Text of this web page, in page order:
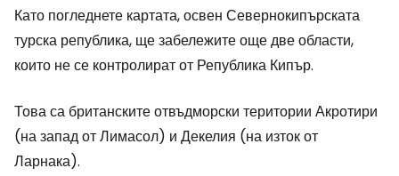
Като погледнете картата, освен Севернокипърската
турска република, ще забележите още две области,
които не се контролират от Република Кипър.
Това са британските отвъдморски територии Акротири
(на запад от Лимасол) и Декелия (на изток от
Ларнака).